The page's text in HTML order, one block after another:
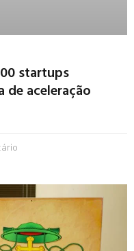
startups
de aceleração